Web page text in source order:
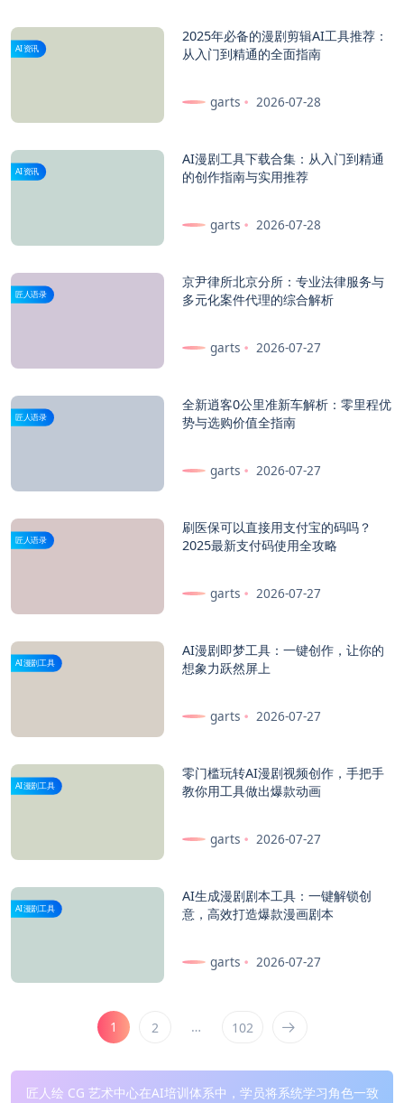
AI资讯
2025年必备的漫剧剪辑AI工具推荐：
从入门到精通的全面指南
garts 2026-07-28
AI资讯
AI漫剧工具下载合集：从入门到精通
的创作指南与实用推荐
garts 2026-07-28
匠人语录
京尹律所北京分所：专业法律服务与
多元化案件代理的综合解析
garts 2026-07-27
匠人语录
全新逍客0公里准新车解析：零里程优
势与选购价值全指南
garts 2026-07-27
匠人语录
刷医保可以直接用支付宝的码吗？
2025最新支付码使用全攻略
garts 2026-07-27
AI漫剧工具
AI漫剧即梦工具：一键创作，让你的
想象力跃然屏上
garts 2026-07-27
AI漫剧工具
零门槛玩转AI漫剧视频创作，手把手
教你用工具做出爆款动画
garts 2026-07-27
AI漫剧工具
AI生成漫剧剧本工具：一键解锁创
意，高效打造爆款漫画剧本
garts 2026-07-27
1 2 … 102
匠人绘 CG 艺术中心在AI培训体系中，学员将系统学习角色一致